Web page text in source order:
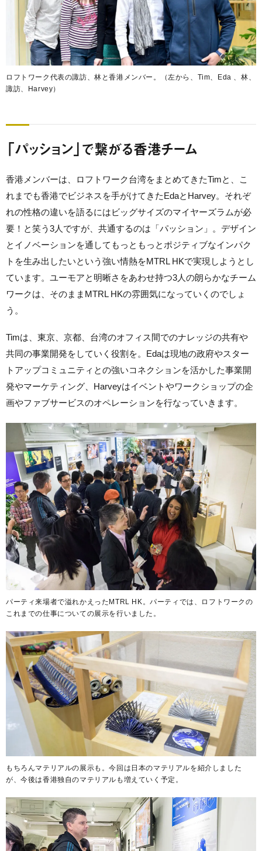
ロフトワーク代表の諏訪、林と香港メンバー。（左から、Tim、Eda 、林、
諏訪、Harvey）
「パッション」で繋がる香港チーム
香港メンバーは、ロフトワーク台湾をまとめてきたTimと、こ
れまでも香港でビジネスを手がけてきたEdaとHarvey。それぞ
れの性格の違いを語るにはビッグサイズのマイヤーズラムが必
要！と笑う3人ですが、共通するのは「パッション」。デザイン
とイノベーションを通してもっともっとポジティブなインパク
トを生み出したいという強い情熱をMTRL HKで実現しようとし
ています。ユーモアと明晰さをあわせ持つ3人の朗らかなチーム
ワークは、そのままMTRL HKの雰囲気になっていくのでしょ
う。
Timは、東京、京都、台湾のオフィス間でのナレッジの共有や
共同の事業開発をしていく役割を。Edaは現地の政府やスター
トアップコミュニティとの強いコネクションを活かした事業開
発やマーケティング、Harveyはイベントやワークショップの企
画やファブサービスのオペレーションを行なっていきます。
パーティ来場者で溢れかえったMTRL HK。パーティでは、ロフトワークの
これまでの仕事についての展示を行いました。
もちろんマテリアルの展示も。今回は日本のマテリアルを紹介しました
が、今後は香港独自のマテリアルも増えていく予定。